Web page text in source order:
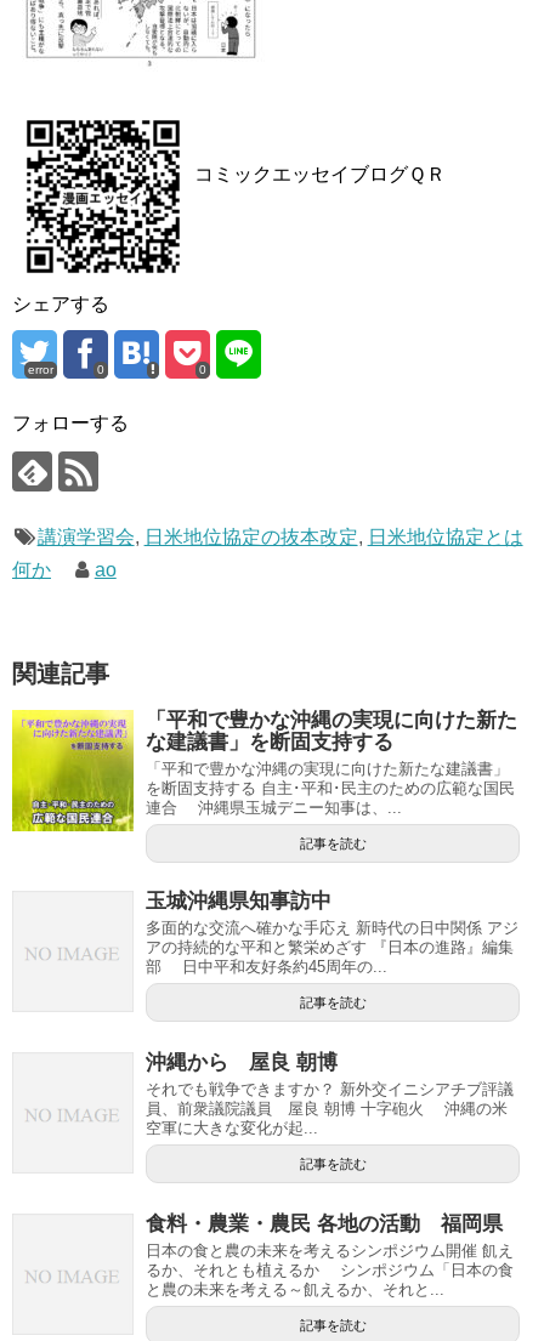
コミックエッセイブログＱＲ
シェアする
error 0 0
フォローする
講演学習会, 日米地位協定の抜本改定, 日米地位協定とは
何か
ao
関連記事
「平和で豊かな沖縄の実現に向けた新た
な建議書」を断固支持する
「平和で豊かな沖縄の実現に向けた新たな建議書」
を断固支持する 自主･平和･民主のための広範な国民
連合 沖縄県玉城デニー知事は、...
記事を読む
玉城沖縄県知事訪中
多面的な交流へ確かな手応え 新時代の日中関係 アジ
アの持続的な平和と繁栄めざす 『日本の進路』編集
部 日中平和友好条約45周年の...
記事を読む
沖縄から 屋良 朝博
それでも戦争できますか？ 新外交イニシアチブ評議
員、前衆議院議員 屋良 朝博 十字砲火 沖縄の米
空軍に大きな変化が起...
記事を読む
食料・農業・農民 各地の活動 福岡県
日本の食と農の未来を考えるシンポジウム開催 飢え
るか、それとも植えるか シンポジウム「日本の食
と農の未来を考える～飢えるか、それと...
記事を読む